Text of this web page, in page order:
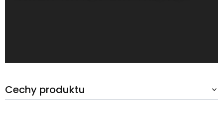
Cechy produktu